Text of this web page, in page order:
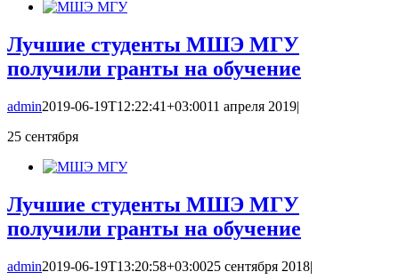
Лучшие студенты МШЭ МГУ
получили гранты на обучение
admin2019-06-19T12:22:41+03:0011 апреля 2019|
25 сентября
Лучшие студенты МШЭ МГУ
получили гранты на обучение
admin2019-06-19T13:20:58+03:0025 сентября 2018|